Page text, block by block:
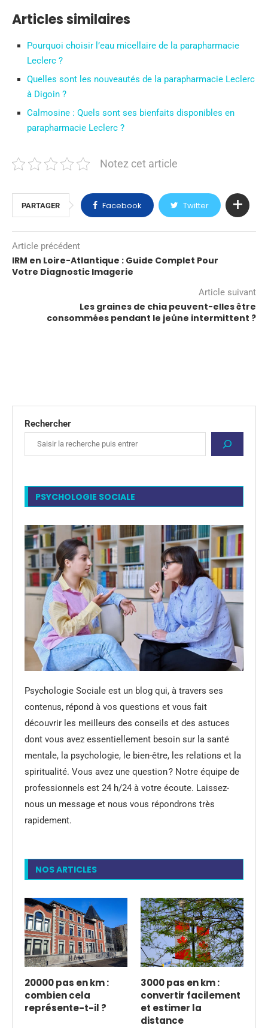
Articles similaires
Pourquoi choisir l’eau micellaire de la parapharmacie
Leclerc ?
Quelles sont les nouveautés de la parapharmacie Leclerc
à Digoin ?
Calmosine : Quels sont ses bienfaits disponibles en
parapharmacie Leclerc ?
Notez cet article
PARTAGER Facebook Twitter
Article précédent
IRM en Loire-Atlantique : Guide Complet Pour
Votre Diagnostic Imagerie
Article suivant
Les graines de chia peuvent-elles être
consommées pendant le jeûne intermittent ?
Rechercher
PSYCHOLOGIE SOCIALE
Psychologie Sociale est un blog qui, à travers ses
contenus, répond à vos questions et vous fait
découvrir les meilleurs des conseils et des astuces
dont vous avez essentiellement besoin sur la santé
mentale, la psychologie, le bien-être, les relations et la
spiritualité. Vous avez une question ? Notre équipe de
professionnels est 24 h/24 à votre écoute. Laissez-
nous un message et nous vous répondrons très
rapidement.
NOS ARTICLES
20000 pas en km :
combien cela
représente-t-il ?
3000 pas en km :
convertir facilement
et estimer la
distance